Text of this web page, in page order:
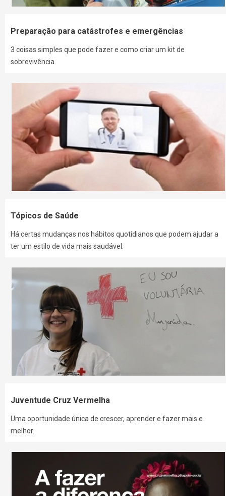
Preparação para catástrofes e emergências
3 coisas simples que pode fazer e como criar um kit de
sobrevivência.
Tópicos de Saúde
Há certas mudanças nos hábitos quotidianos que podem ajudar a
ter um estilo de vida mais saudável.
Juventude Cruz Vermelha
Uma oportunidade única de crescer, aprender e fazer mais e
melhor.